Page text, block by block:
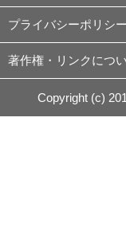
プライバシーポリシー
著作権・リンクにつ
Copyright (c)